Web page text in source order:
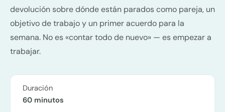
devolución sobre dónde están parados como pareja, un
objetivo de trabajo y un primer acuerdo para la
semana. No es «contar todo de nuevo» — es empezar a
trabajar.
Duración
60 minutos